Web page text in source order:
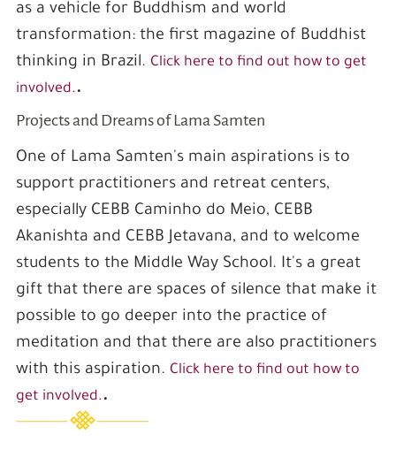
as a vehicle for Buddhism and world
transformation: the first magazine of Buddhist
thinking in Brazil. Click here to find out how to get
involved..
Projects and Dreams of Lama Samten
One of Lama Samten's main aspirations is to
support practitioners and retreat centers,
especially CEBB Caminho do Meio, CEBB
Akanishta and CEBB Jetavana, and to welcome
students to the Middle Way School. It's a great
gift that there are spaces of silence that make it
possible to go deeper into the practice of
meditation and that there are also practitioners
with this aspiration. Click here to find out how to
get involved..